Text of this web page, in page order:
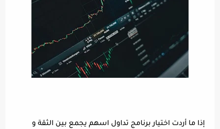
إذا ما أردت اختيار برنامج تداول اسهم يجمع بين الثقة و